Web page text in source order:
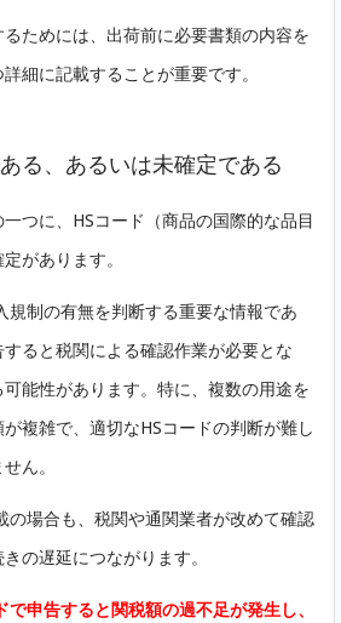
ためには、出荷前に必要書類の内容を
細に記載することが重要です。
る、あるいは未確定である
つに、HSコード（商品の国際的な品目
があります。
規制の有無を判断する重要な情報であ
ると税関による確認作業が必要とな
能性があります。特に、複数の用途を
複雑で、適切なHSコードの判断が難し
ん。
の場合も、税関や通関業者が改めて確認
の遅延につながります。
で申告すると関税額の過不足が発生し、